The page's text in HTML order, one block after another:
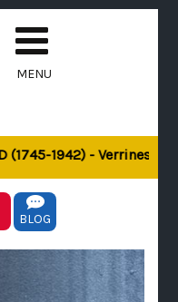
MENU
1942) - Verrines-
BLOG